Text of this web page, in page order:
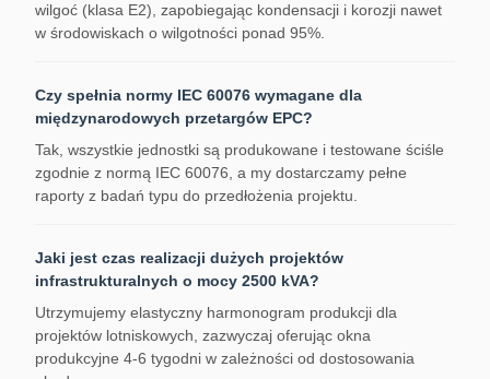
wilgoć (klasa E2), zapobiegając kondensacji i korozji nawet
w środowiskach o wilgotności ponad 95%.
Czy spełnia normy IEC 60076 wymagane dla
międzynarodowych przetargów EPC?
Tak, wszystkie jednostki są produkowane i testowane ściśle
zgodnie z normą IEC 60076, a my dostarczamy pełne
raporty z badań typu do przedłożenia projektu.
Jaki jest czas realizacji dużych projektów
infrastrukturalnych o mocy 2500 kVA?
Utrzymujemy elastyczny harmonogram produkcji dla
projektów lotniskowych, zazwyczaj oferując okna
produkcyjne 4-6 tygodni w zależności od dostosowania